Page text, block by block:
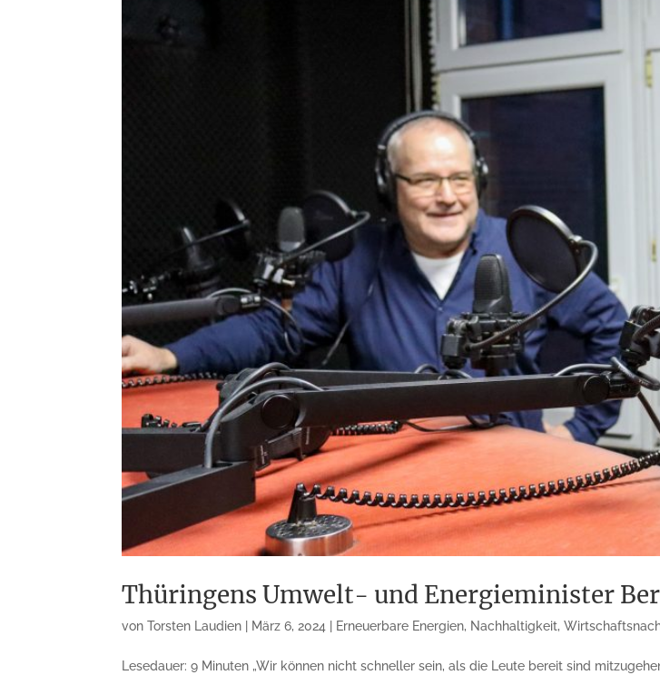
Thüringens Umwelt- und Energieminister
vonTorsten Laudien März 6, 2024 Erneuerbare Energien, Nachhaltigkeit,
Lesedauer: 9 Minuten „Wir können nicht schneller sein, als die Leute bereit sind